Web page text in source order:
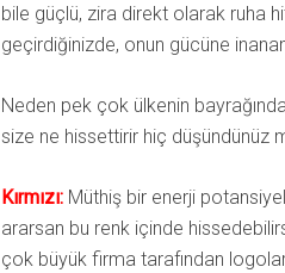
bile güçlü, zira direkt olarak ruha
geçirdiğinizde, onun gücüne
Neden pek çok ülkenin
size ne hissettirir hiç düşündünüz
Kırmızı: Müthiş bir enerji
ararsan bu renk içinde
çok büyük firma tarafından